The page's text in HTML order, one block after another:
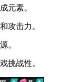
元素。
攻击力。
。
挑战性。